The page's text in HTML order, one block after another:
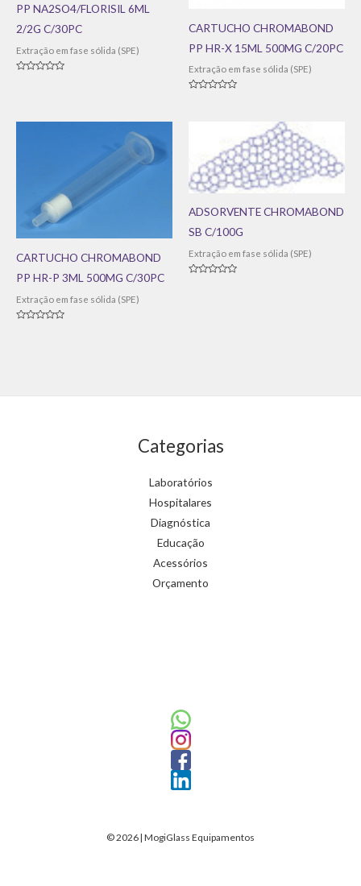
PP NA2SO4/FLORISIL 6ML
2/2G C/30PC
Extração em fase sólida (SPE)
CARTUCHO CHROMABOND
PP HR-X 15ML 500MG C/20PC
Extração em fase sólida (SPE)
CARTUCHO CHROMABOND
PP HR-P 3ML 500MG C/30PC
Extração em fase sólida (SPE)
ADSORVENTE CHROMABOND
SB C/100G
Extração em fase sólida (SPE)
Categorias
Laboratórios
Hospitalares
Diagnóstica
Educação
Acessórios
Orçamento
© 2026 | MogiGlass Equipamentos